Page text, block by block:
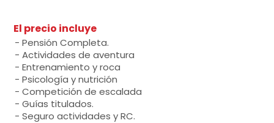
El precio incluye
- Pensión Completa.
- Actividades de aventura
- Entrenamiento y roca
- Psicología y nutrición
- Competición de escalada
- Guías titulados.
- Seguro actividades y RC.